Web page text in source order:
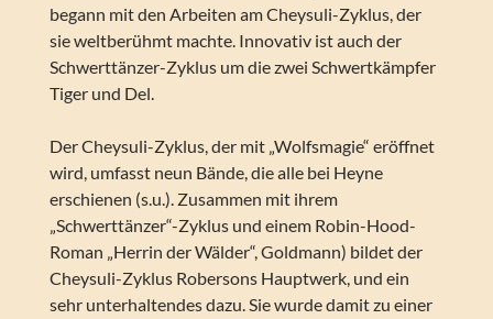
begann mit den Arbeiten am Cheysuli-Zyklus, der
sie weltberühmt machte. Innovativ ist auch der
Schwerttänzer-Zyklus um die zwei Schwertkämpfer
Tiger und Del.
Der Cheysuli-Zyklus, der mit „Wolfsmagie“ eröffnet
wird, umfasst neun Bände, die alle bei Heyne
erschienen (s.u.). Zusammen mit ihrem
„Schwerttänzer“-Zyklus und einem Robin-Hood-
Roman „Herrin der Wälder“, Goldmann) bildet der
Cheysuli-Zyklus Robersons Hauptwerk, und ein
sehr unterhaltendes dazu. Sie wurde damit zu einer